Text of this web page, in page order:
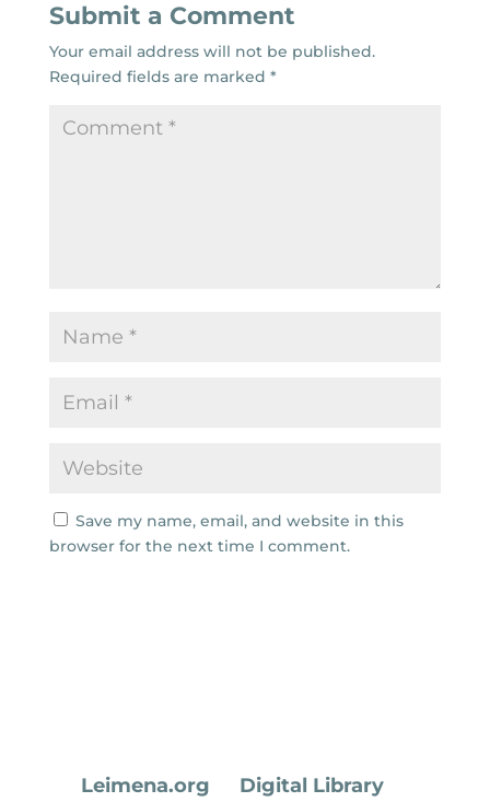
Submit a Comment
Your email address will not be published.
Required fields are marked *
Save my name, email, and website in this
browser for the next time I comment.
Leimena.org
Digital Library